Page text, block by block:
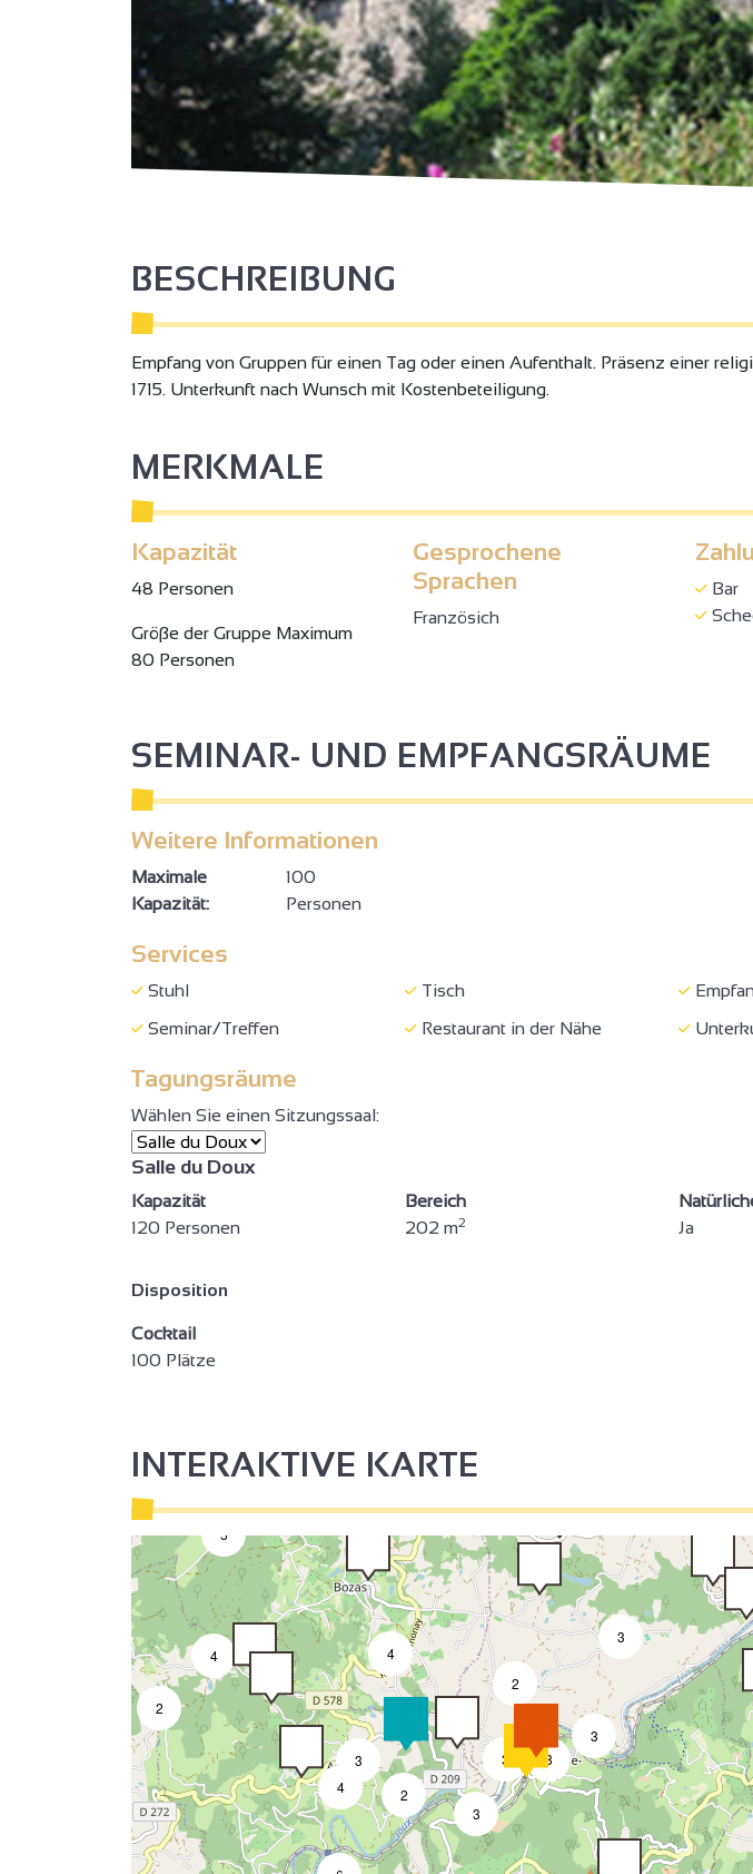
BESCHREIBUNG
Empfang von Gruppen für einen Tag oder einen Aufenthalt. Präsenz einer
1715. Unterkunft nach Wunsch mit Kostenbeteiligung.
MERKMALE
Kapazität
48 Personen
Gröβe der Gruppe Maximum
80 Personen
Gesprochene
Sprachen
Französich
Bar
SEMINAR- UND EMPFANGSRÄUME
Weitere Informationen
Maximale
Kapazität:
100
Personen
Services
Stuhl Tisch
Seminar/Treffen
Restaurant in der Nähe
Tagungsräume
Wählen Sie einen Sitzungssaal:
Salle du Doux
Kapazität
120 Personen
Bereich
202 m2
Ja
Disposition
Cocktail
100 Plätze
INTERAKTIVE KARTE
2
3
4
5
2
4
3
4
3
3
2
3
8
3